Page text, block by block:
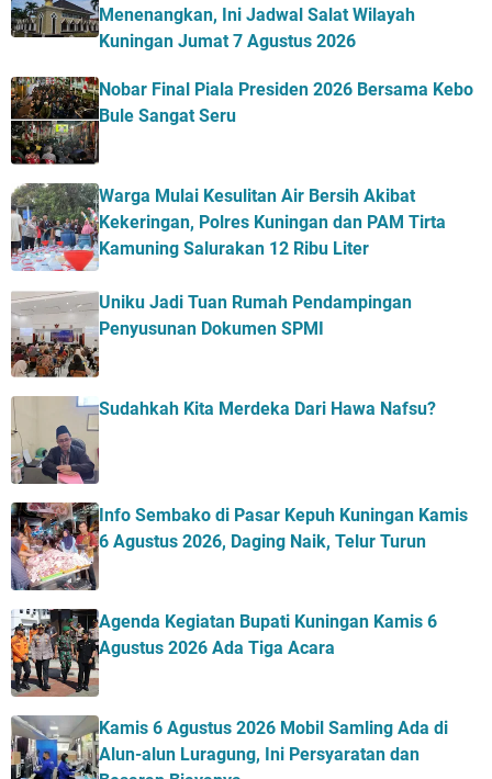
Menenangkan, Ini Jadwal Salat Wilayah
Kuningan Jumat 7 Agustus 2026
Nobar Final Piala Presiden 2026 Bersama Kebo
Bule Sangat Seru
Warga Mulai Kesulitan Air Bersih Akibat
Kekeringan, Polres Kuningan dan PAM Tirta
Kamuning Salurakan 12 Ribu Liter
Uniku Jadi Tuan Rumah Pendampingan
Penyusunan Dokumen SPMI
Sudahkah Kita Merdeka Dari Hawa Nafsu?
Info Sembako di Pasar Kepuh Kuningan Kamis
6 Agustus 2026, Daging Naik, Telur Turun
Agenda Kegiatan Bupati Kuningan Kamis 6
Agustus 2026 Ada Tiga Acara
Kamis 6 Agustus 2026 Mobil Samling Ada di
Alun-alun Luragung, Ini Persyaratan dan